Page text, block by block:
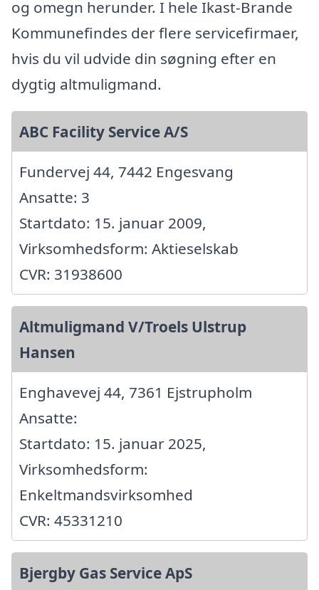
og omegn herunder. I hele Ikast-Brande
Kommunefindes der flere servicefirmaer,
hvis du vil udvide din søgning efter en
dygtig altmuligmand.
ABC Facility Service A/S
Fundervej 44, 7442 Engesvang
Ansatte: 3
Startdato: 15. januar 2009,
Virksomhedsform: Aktieselskab
CVR: 31938600
Altmuligmand V/Troels Ulstrup
Hansen
Enghavevej 44, 7361 Ejstrupholm
Ansatte:
Startdato: 15. januar 2025,
Virksomhedsform:
Enkeltmandsvirksomhed
CVR: 45331210
Bjergby Gas Service ApS